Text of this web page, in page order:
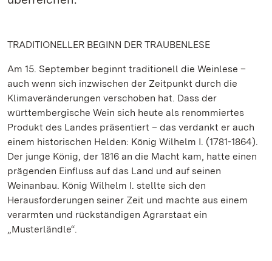
TRADITIONELLER BEGINN DER TRAUBENLESE
Am 15. September beginnt traditionell die Weinlese –
auch wenn sich inzwischen der Zeitpunkt durch die
Klimaveränderungen verschoben hat. Dass der
württembergische Wein sich heute als renommiertes
Produkt des Landes präsentiert – das verdankt er auch
einem historischen Helden: König Wilhelm I. (1781-1864).
Der junge König, der 1816 an die Macht kam, hatte einen
prägenden Einfluss auf das Land und auf seinen
Weinanbau. König Wilhelm I. stellte sich den
Herausforderungen seiner Zeit und machte aus einem
verarmten und rückständigen Agrarstaat ein
„Musterländle“.